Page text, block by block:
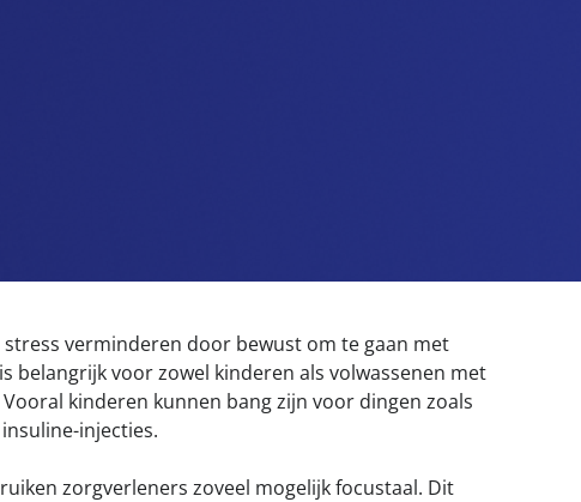
stress verminderen door bewust om te gaan met
belangrijk voor zowel kinderen als volwassenen met
kinderen kunnen bang zijn voor dingen zoals
injecties.
zorgverleners zoveel mogelijk focustaal. Dit